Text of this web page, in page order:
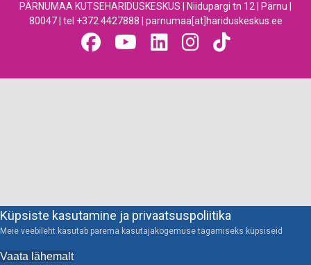
PÄRNUMAA KUTSEHARIDUSKESKUS | Niidupargi tn 12 | Pärnu |
80047 | tel +372 4427888 | parnumaa[at]hariduskeskus.ee
Küpsiste kasutamine ja privaatsuspoliitika
Meie veebileht kasutab parema kasutajakogemuse tagamiseks küpsiseid
Vaata lähemalt